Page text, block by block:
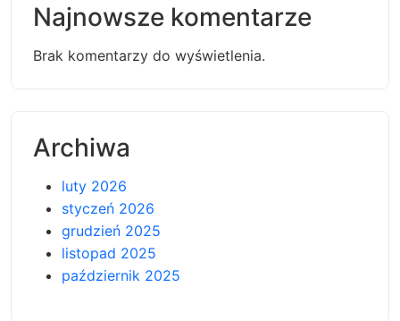
Najnowsze komentarze
Brak komentarzy do wyświetlenia.
Archiwa
luty 2026
styczeń 2026
grudzień 2025
listopad 2025
październik 2025